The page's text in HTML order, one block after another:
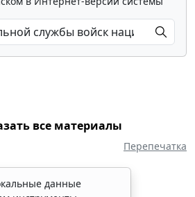
все материалы
Перепечатка
данные